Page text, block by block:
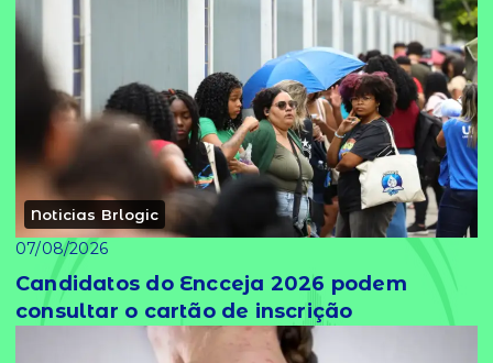
Noticias Brlogic
07/08/2026
Candidatos do Encceja 2026 podem
consultar o cartão de inscrição